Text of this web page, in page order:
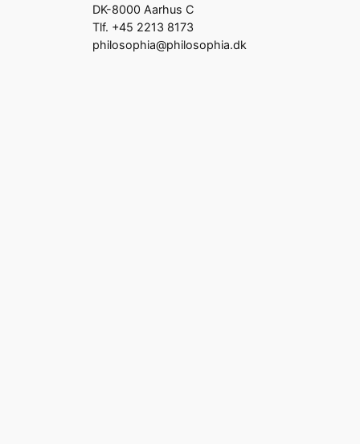
DK-8000 Aarhus C
Tlf. +45 2213 8173
philosophia@philosophia.dk